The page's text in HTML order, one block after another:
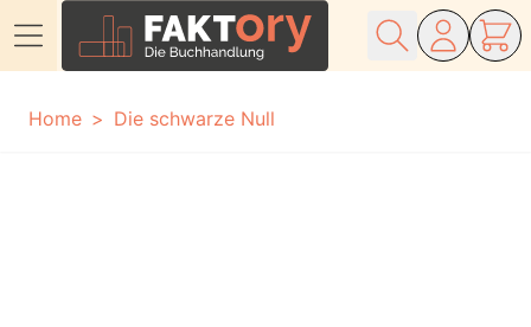
Home
Die schwarze Null